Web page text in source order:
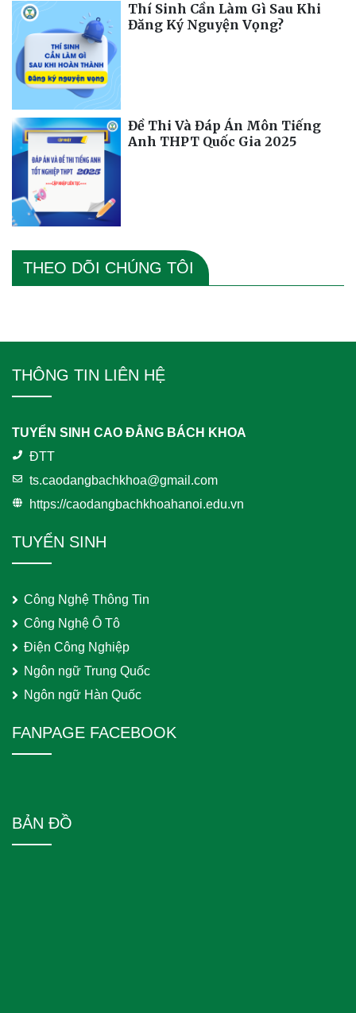
Thí Sinh Cần Làm Gì Sau Khi
Đăng Ký Nguyện Vọng?
Đề Thi Và Đáp Án Môn Tiếng
Anh THPT Quốc Gia 2025
THEO DÕI CHÚNG TÔI
THÔNG TIN LIÊN HỆ
TUYỂN SINH CAO ĐẲNG BÁCH KHOA
ĐTT
ts.caodangbachkhoa@gmail.com
https://caodangbachkhoahanoi.edu.vn
TUYỂN SINH
Công Nghệ Thông Tin
Công Nghệ Ô Tô
Điện Công Nghiệp
Ngôn ngữ Trung Quốc
Ngôn ngữ Hàn Quốc
FANPAGE FACEBOOK
BẢN ĐỒ